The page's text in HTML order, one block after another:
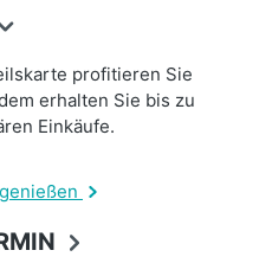
profitieren Sie
erhalten Sie bis zu
Einkäufe.